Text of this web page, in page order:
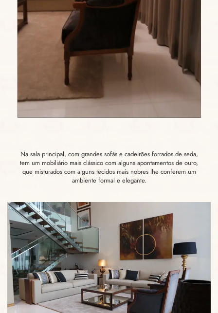
Na sala principal, com grandes sofás e cadeirões forrados de seda,
tem um mobiliário mais clássico com alguns apontamentos de ouro,
que misturados com alguns tecidos mais nobres lhe conferem um
ambiente formal e elegante.